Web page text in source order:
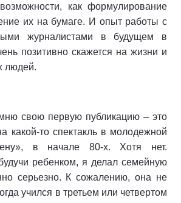
как формулирование
их на бумаге. И опыт работы с
журналистами в будущем в
пози­тивно скажется на жизни и
людей.
свою первую публикацию – это
какой-то спектакль в молодежной
в начале 80-х. Хотя нет.
ре­бенком, я делал семейную
серьезно. К сожалению, она не
учил­ся в третьем или четвертом